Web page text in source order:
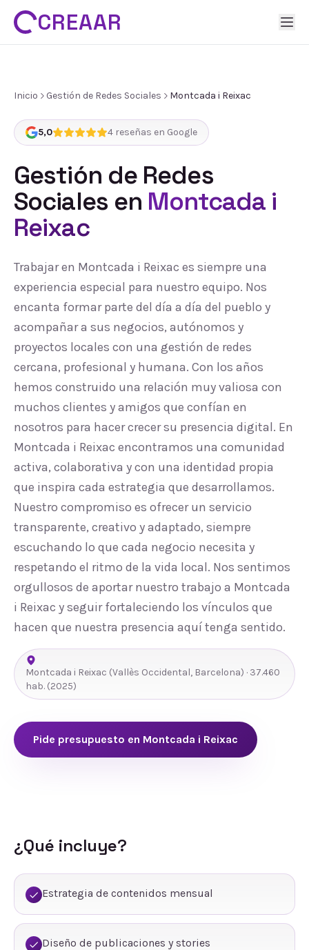
CREAAR
Inicio Gestión de Redes Sociales Montcada i Reixac
5,0 4 reseñas en Google
Gestión de Redes
Sociales en Montcada i
Reixac
Trabajar en Montcada i Reixac es siempre una
experiencia especial para nuestro equipo. Nos
encanta formar parte del día a día del pueblo y
acompañar a sus negocios, autónomos y
proyectos locales con una gestión de redes
cercana, profesional y humana. Con los años
hemos construido una relación muy valiosa con
muchos clientes y amigos que confían en
nosotros para hacer crecer su presencia digital. En
Montcada i Reixac encontramos una comunidad
activa, colaborativa y con una identidad propia
que inspira cada estrategia que desarrollamos.
Nuestro compromiso es ofrecer un servicio
transparente, creativo y adaptado, siempre
escuchando lo que cada negocio necesita y
respetando el ritmo de la vida local. Nos sentimos
orgullosos de aportar nuestro trabajo a Montcada
i Reixac y seguir fortaleciendo los vínculos que
hacen que nuestra presencia aquí tenga sentido.
Montcada i Reixac (Vallès Occidental, Barcelona) · 37.460
hab. (2025)
Pide presupuesto en Montcada i Reixac
¿Qué incluye?
Estrategia de contenidos mensual
Diseño de publicaciones y stories